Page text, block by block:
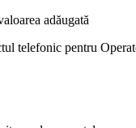
adăugată
telefonic pentru